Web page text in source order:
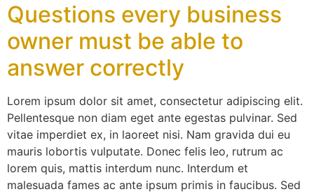
Questions every business
owner must be able to
answer correctly
Lorem ipsum dolor sit amet, consectetur adipiscing elit.
Pellentesque non diam eget ante egestas pulvinar. Sed
vitae imperdiet ex, in laoreet nisi. Nam gravida dui eu
mauris lobortis vulputate. Donec felis leo, rutrum ac
lorem quis, mattis interdum nunc. Interdum et
malesuada fames ac ante ipsum primis in faucibus. Sed